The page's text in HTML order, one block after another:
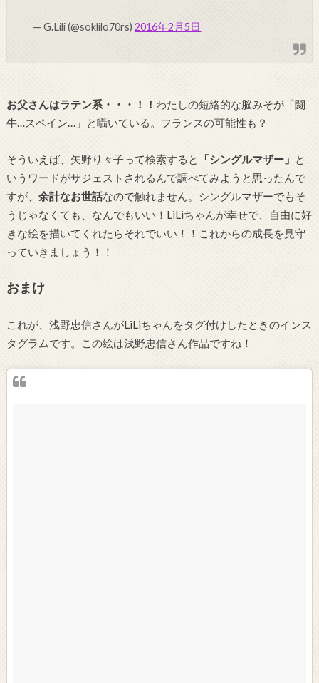
— G.Lili (@soklilo70rs)2016年2月5日
お父さんはラテン系・・・！！ わたしの短絡的な脳みそが「闘
牛…スペイン…」と囁いている。フランスの可能性も？
そういえば、矢野り々子って検索すると 「シングルマザー」 と
いうワードがサジェストされるんで調べてみようと思ったんで
すが、 余計なお世話なので触れません。シングルマザーでもそ
うじゃなくても、なんでもいい！LiLiちゃんが幸せで、自由に好
きな絵を描いてくれたらそれでいい！！これからの成長を見守
っていきましょう！！
おまけ
これが、浅野忠信さんがLiLiちゃんをタグ付けしたときのインス
タグラムです。この絵は浅野忠信さん作品ですね！